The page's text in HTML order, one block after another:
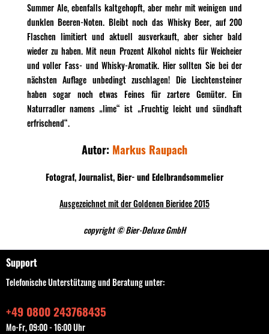
Summer Ale, ebenfalls kaltgehopft, aber mehr mit weinigen und
dunklen Beeren-Noten. Bleibt noch das Whisky Beer, auf 200
Flaschen limitiert und aktuell ausverkauft, aber sicher bald
wieder zu haben. Mit neun Prozent Alkohol nichts für Weicheier
und voller Fass- und Whisky-Aromatik. Hier sollten Sie bei der
nächsten Auflage unbedingt zuschlagen! Die Liechtensteiner
haben sogar noch etwas Feines für zartere Gemüter. Ein
Naturradler namens „lime“ ist „Fruchtig leicht und sündhaft
erfrischend“.
Autor: Markus Raupach
Fotograf, Journalist, Bier- und Edelbrandsommelier
Ausgezeichnet mit der Goldenen Bieridee 2015
copyright © Bier-Deluxe GmbH
Support
Telefonische Unterstützung und Beratung unter:
+49 0800 243768435
Mo-Fr, 09:00 - 16:00 Uhr